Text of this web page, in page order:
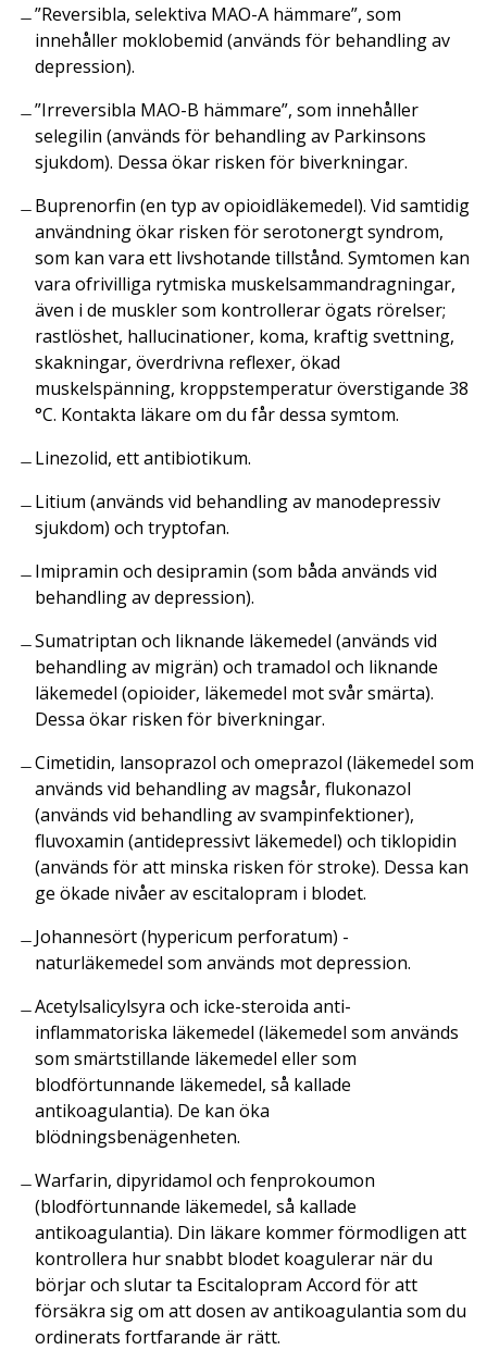
”Reversibla, selektiva MAO-A hämmare”, som
innehåller moklobemid (används för behandling av
depression).
”Irreversibla MAO-B hämmare”, som innehåller
selegilin (används för behandling av Parkinsons
sjukdom). Dessa ökar risken för biverkningar.
Buprenorfin (en typ av opioidläkemedel). Vid samtidig
användning ökar risken för serotonergt syndrom,
som kan vara ett livshotande tillstånd. Symtomen kan
vara ofrivilliga rytmiska muskelsammandragningar,
även i de muskler som kontrollerar ögats rörelser;
rastlöshet, hallucinationer, koma, kraftig svettning,
skakningar, överdrivna reflexer, ökad
muskelspänning, kroppstemperatur överstigande 38
°C. Kontakta läkare om du får dessa symtom.
Linezolid, ett antibiotikum.
Litium (används vid behandling av manodepressiv
sjukdom) och tryptofan.
Imipramin och desipramin (som båda används vid
behandling av depression).
Sumatriptan och liknande läkemedel (används vid
behandling av migrän) och tramadol och liknande
läkemedel (opioider, läkemedel mot svår smärta).
Dessa ökar risken för biverkningar.
Cimetidin, lansoprazol och omeprazol (läkemedel som
används vid behandling av magsår, flukonazol
(används vid behandling av svampinfektioner),
fluvoxamin (antidepressivt läkemedel) och tiklopidin
(används för att minska risken för stroke). Dessa kan
ge ökade nivåer av escitalopram i blodet.
Johannesört (hypericum perforatum) -
naturläkemedel som används mot depression.
Acetylsalicylsyra och icke-steroida anti-
inflammatoriska läkemedel (läkemedel som används
som smärtstillande läkemedel eller som
blodförtunnande läkemedel, så kallade
antikoagulantia). De kan öka
blödningsbenägenheten.
Warfarin, dipyridamol och fenprokoumon
(blodförtunnande läkemedel, så kallade
antikoagulantia). Din läkare kommer förmodligen att
kontrollera hur snabbt blodet koagulerar när du
börjar och slutar ta Escitalopram Accord för att
försäkra sig om att dosen av antikoagulantia som du
ordinerats fortfarande är rätt.